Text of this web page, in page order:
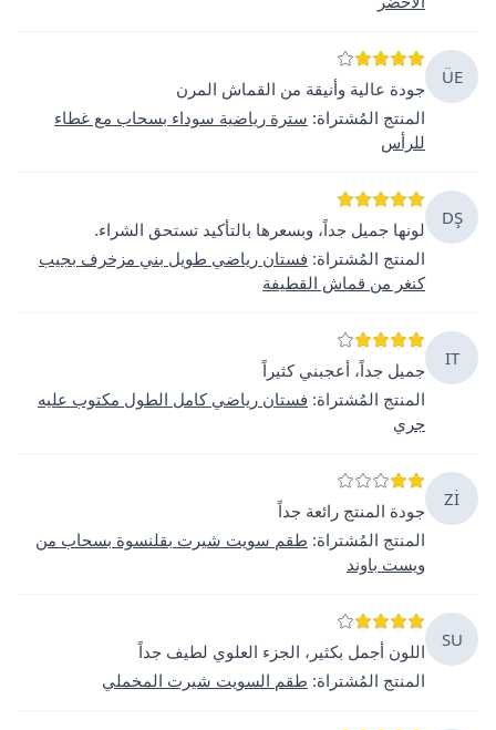
ÜE
جودة عالية وأنيقة من القماش المرن
المنتج المُشتراة: سترة رياضية سوداء بسحاب مع غطاء
للرأس
DŞ
لونها جميل جداً، وبسعرها بالتأكيد تستحق الشراء.
المنتج المُشتراة: فستان رياضي طويل بني مزخرف بجيب
كنغر من قماش القطيفة
IT
جميل جداً، أعجبني كثيراً
المنتج المُشتراة: فستان رياضي كامل الطول مكتوب عليه
جري
Zİ
جودة المنتج رائعة جداً
المنتج المُشتراة: طقم سويت شيرت بقلنسوة بسحاب من
ويست باوند
SU
اللون أجمل بكثير، الجزء العلوي لطيف جداً
المنتج المُشتراة: طقم السويت شيرت المخملي